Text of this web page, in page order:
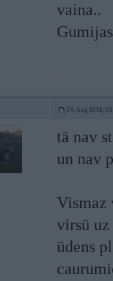
vaina..
24. Aug 2016,
tā nav
un nav
Vismaz
virsū uz
ūdens